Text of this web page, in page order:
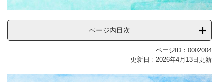
ページ内目次
ページID：0002004
更新日：2026年4月13日更新